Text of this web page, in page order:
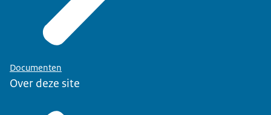
Documenten
Over deze site